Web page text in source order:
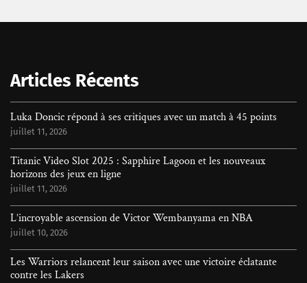
Articles Récents
Luka Doncic répond à ses critiques avec un match à 45 points
juillet 11, 2026
Titanic Video Slot 2025 : Sapphire Lagoon et les nouveaux
horizons des jeux en ligne
juillet 11, 2026
L’incroyable ascension de Victor Wembanyama en NBA
juillet 10, 2026
Les Warriors relancent leur saison avec une victoire éclatante
contre les Lakers